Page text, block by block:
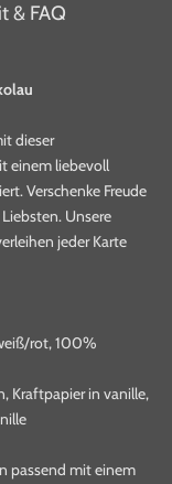
& FAQ
dieser
einem liebevoll
Verschenke Freude
Unsere
jeder Karte
rot, 100%
Kraftpapier in vanille,
passend mit einem